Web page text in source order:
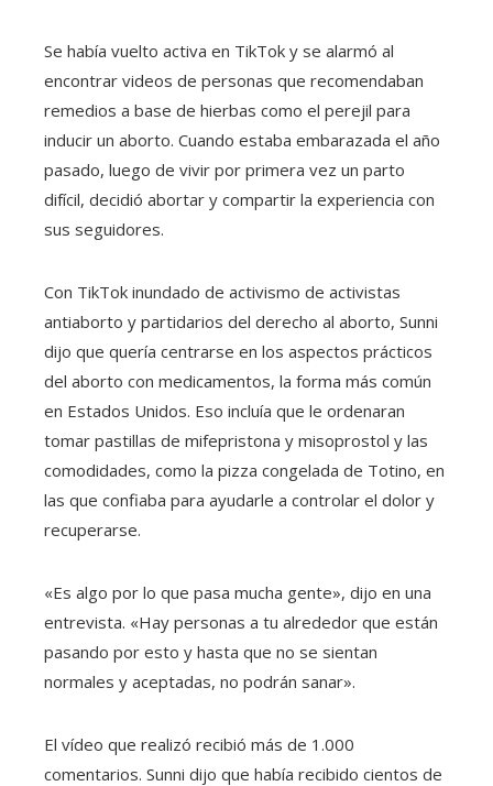
Se había vuelto activa en TikTok y se alarmó al
encontrar videos de personas que recomendaban
remedios a base de hierbas como el perejil para
inducir un aborto. Cuando estaba embarazada el año
pasado, luego de vivir por primera vez un parto
difícil, decidió abortar y compartir la experiencia con
sus seguidores.
Con TikTok inundado de activismo de activistas
antiaborto y partidarios del derecho al aborto, Sunni
dijo que quería centrarse en los aspectos prácticos
del aborto con medicamentos, la forma más común
en Estados Unidos. Eso incluía que le ordenaran
tomar pastillas de mifepristona y misoprostol y las
comodidades, como la pizza congelada de Totino, en
las que confiaba para ayudarle a controlar el dolor y
recuperarse.
«Es algo por lo que pasa mucha gente», dijo en una
entrevista. «Hay personas a tu alrededor que están
pasando por esto y hasta que no se sientan
normales y aceptadas, no podrán sanar».
El vídeo que realizó recibió más de 1.000
comentarios. Sunni dijo que había recibido cientos de